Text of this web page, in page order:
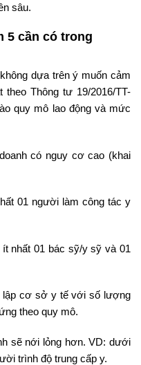
sâu.
5 cần có trong
dựa trên ý muốn cảm
Thông tư 19/2016/TT-
quy mô lao động và mức
có nguy cơ cao (khai
01 người làm công tác y
nhất 01 bác sỹ/y sỹ và 01
lập cơ sở y tế với số lượng
theo quy mô.
sẽ nới lỏng hơn. VD: dưới
trình độ trung cấp y.